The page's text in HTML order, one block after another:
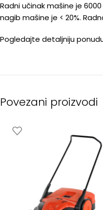
Radni učinak mašine je
nagib mašine je < 20%.
Pogledajte detaljniju
Povezani proizvodi